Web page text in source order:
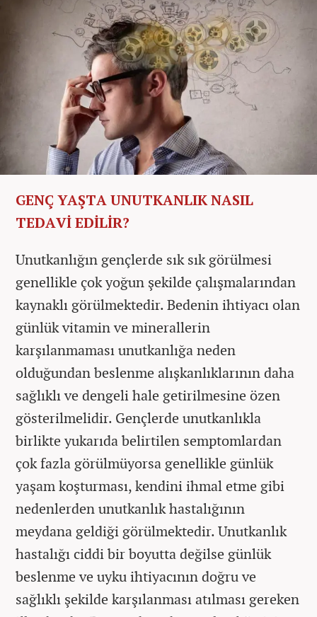
GENÇ YAŞTA UNUTKANLIK NASIL
TEDAVİ EDİLİR?
Unutkanlığın gençlerde sık sık görülmesi
genellikle çok yoğun şekilde çalışmalarından
kaynaklı görülmektedir. Bedenin ihtiyacı olan
günlük vitamin ve minerallerin
karşılanmaması unutkanlığa neden
olduğundan beslenme alışkanlıklarının daha
sağlıklı ve dengeli hale getirilmesine özen
gösterilmelidir. Gençlerde unutkanlıkla
birlikte yukarıda belirtilen semptomlardan
çok fazla görülmüyorsa genellikle günlük
yaşam koşturması, kendini ihmal etme gibi
nedenlerden unutkanlık hastalığının
meydana geldiği görülmektedir. Unutkanlık
hastalığı ciddi bir boyutta değilse günlük
beslenme ve uyku ihtiyacının doğru ve
sağlıklı şekilde karşılanması atılması gereken